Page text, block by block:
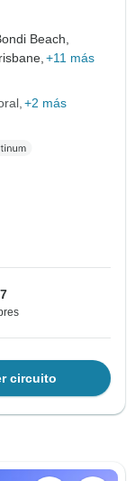
Beach,
+11 más
+2 más
circuito